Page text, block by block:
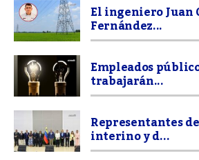
El ingeniero Juan
Fernández...
Empleados
trabajarán...
Representantes
interino y d...